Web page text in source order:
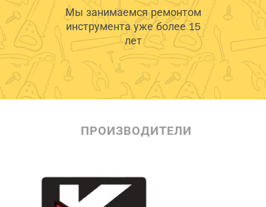
Мы занимаемся ремонтом
инструмента уже более 15
лет
ПРОИЗВОДИТЕЛИ